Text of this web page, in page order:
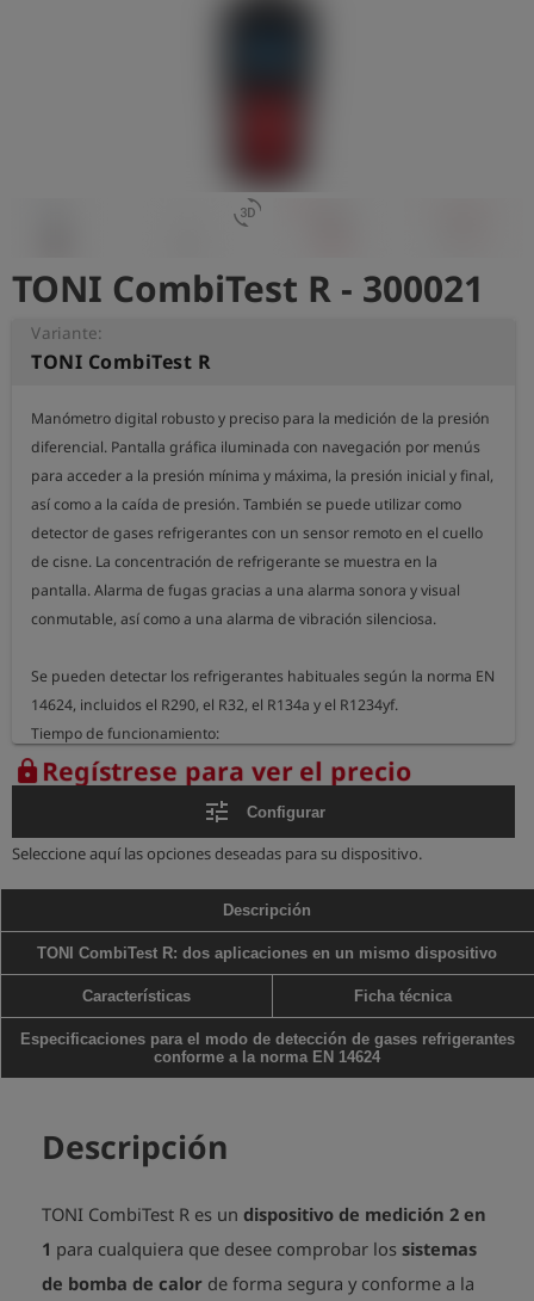
3d_rotation
TONI CombiTest R - 300021
Variante:
TONI CombiTest R
Manómetro digital robusto y preciso para la medición de la presión
diferencial. Pantalla gráfica iluminada con navegación por menús
para acceder a la presión mínima y máxima, la presión inicial y final,
así como a la caída de presión. También se puede utilizar como
detector de gases refrigerantes con un sensor remoto en el cuello
de cisne. La concentración de refrigerante se muestra en la
pantalla. Alarma de fugas gracias a una alarma sonora y visual
conmutable, así como a una alarma de vibración silenciosa.
Se pueden detectar los refrigerantes habituales según la norma EN
14624, incluidos el R290, el R32, el R134a y el R1234yf.
Tiempo de funcionamiento:
hasta 140 horas como manómetro digital con la batería
completamente cargada, sin retroiluminación y a una temperatura
cargada, sin retroiluminación y a una temperatura ambiente de 20
°C.
Longitud del cuello de cisne: 34,5 cm
Dimensiones de la carcasa: 13 cm x 6,5 cm x 3 cm
Peso del dispositivo: aprox. 270 g
lockRegístrese para ver el precio
tune Configurar
Seleccione aquí las opciones deseadas para su dispositivo.
Descripción
TONI CombiTest R: dos aplicaciones en un mismo dispositivo
Características Ficha técnica
Especificaciones para el modo de detección de gases refrigerantes
conforme a la norma EN 14624
Descripción
TONI CombiTest R es un dispositivo de medición 2 en
1 para cualquiera que desee comprobar los sistemas
de bomba de calor de forma segura y conforme a la